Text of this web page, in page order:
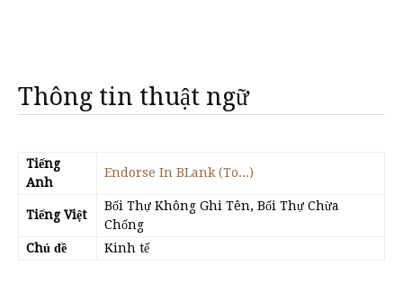
Thông tin thuật ngữ
Tiếng
Anh
Endorse In BLank (To...)
Tiếng Việt
Bối Thự Không Ghi Tên, Bối Thự Chừa
Chống
Chủ đề
Kinh tế